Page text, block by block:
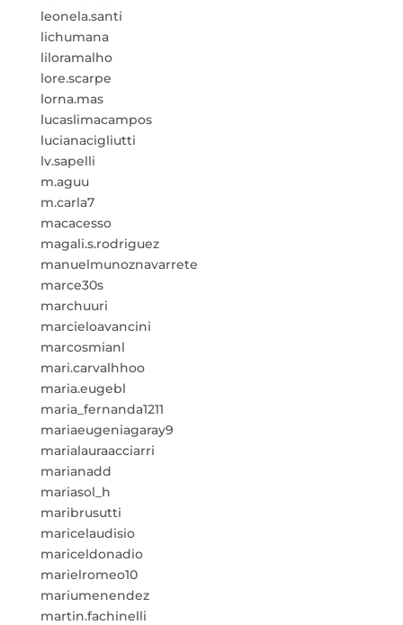
leonela.santi
lichumana
liloramalho
lore.scarpe
lorna.mas
lucaslimacampos
lucianacigliutti
lv.sapelli
m.aguu
m.carla7
macacesso
magali.s.rodriguez
manuelmunoznavarrete
marce30s
marchuuri
marcieloavancini
marcosmianl
mari.carvalhhoo
maria.eugebl
maria_fernanda1211
mariaeugeniagaray9
marialauraacciarri
marianadd
mariasol_h
maribrusutti
maricelaudisio
mariceldonadio
marielromeo10
mariumenendez
martin.fachinelli